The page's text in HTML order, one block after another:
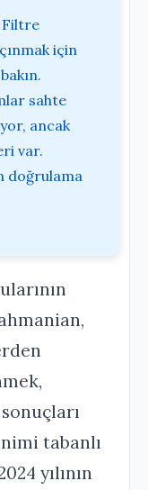
Filtre
için
sahte
ancak
var.
doğrulama
tabanlı
yılının